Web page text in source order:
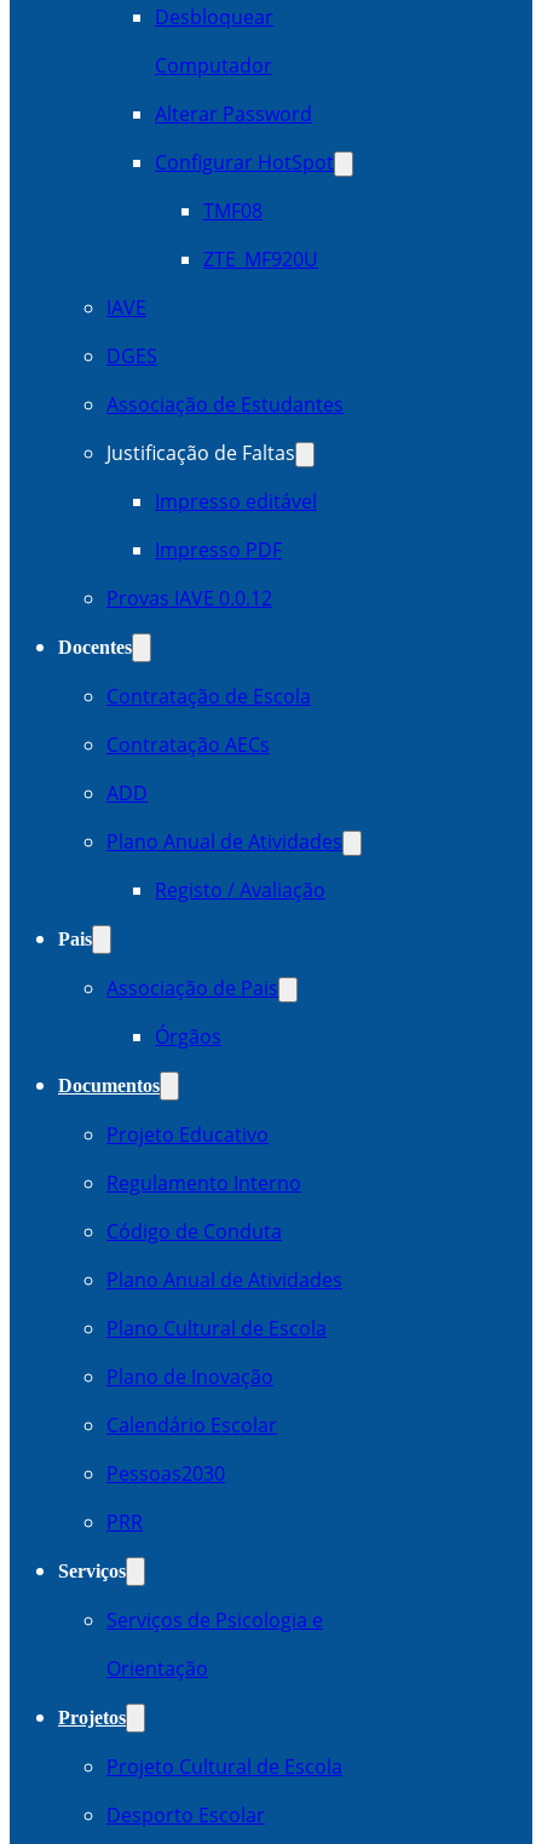
Desbloquear
Computador
Alterar Password
Configurar HotSpot
TMF08
ZTE_MF920U
IAVE
DGES
Associação de Estudantes
Justificação de Faltas
Impresso editável
Impresso PDF
Provas IAVE 0.0.12
Docentes
Contratação de Escola
Contratação AECs
ADD
Plano Anual de Atividades
Registo / Avaliação
Pais
Associação de Pais
Órgãos
Documentos
Projeto Educativo
Regulamento Interno
Código de Conduta
Plano Anual de Atividades
Plano Cultural de Escola
Plano de Inovação
Calendário Escolar
Pessoas2030
PRR
Serviços
Serviços de Psicologia e
Orientação
Projetos
Projeto Cultural de Escola
Desporto Escolar